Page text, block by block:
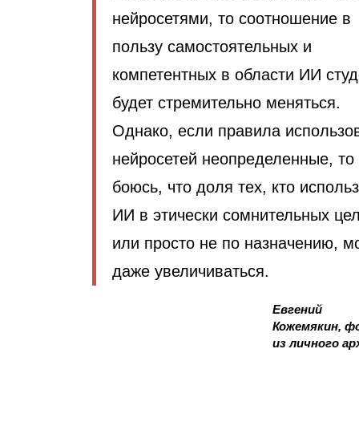
нейросетями, то соотношение в
пользу самостоятельных и
компетентных в области ИИ
будет стремительно меняться.
Однако, если правила
нейросетей неопределенные, то
боюсь, что доля тех, кто
ИИ в этически сомнительных
или просто не по назначению,
даже увеличиваться.
Евгений
Кожемякин,
из личного